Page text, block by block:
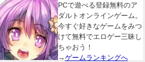
PCで遊べる登録無料のア
ダルトオンラインゲーム。
今すぐ好きなゲームをみつ
けて無料でエロゲー三昧し
ちゃおう！
→ゲームランキングへ